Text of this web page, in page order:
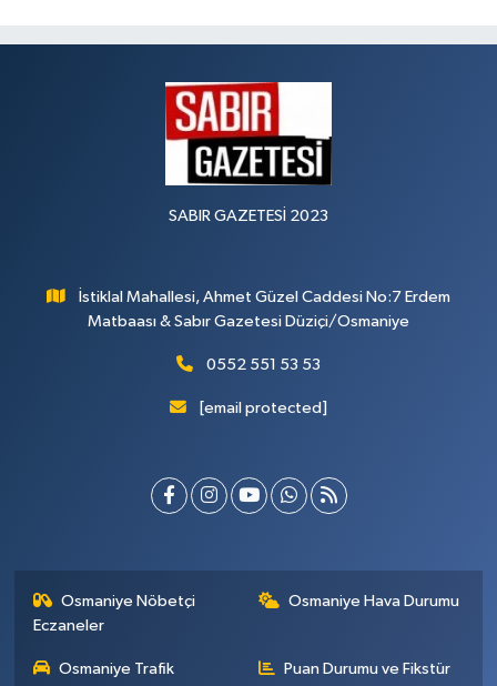
SABIR GAZETESİ 2023
İstiklal Mahallesi, Ahmet Güzel Caddesi No:7 Erdem
Matbaası & Sabır Gazetesi Düziçi/Osmaniye
0552 551 53 53
[email protected]
Osmaniye Nöbetçi
Eczaneler
Osmaniye Hava Durumu
Osmaniye Trafik
Puan Durumu ve Fikstür